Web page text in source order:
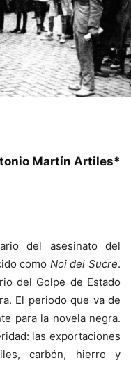
Martín Artiles*
del asesinato del
como Noi del Sucre.
del Golpe de Estado
El periodo que va de
para la novela negra.
las exportaciones
carbón, hierro y